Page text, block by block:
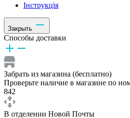
Інструкція
Закрыть
Способы доставки
Забрать из магазина (бесплатно)
Проверьте наличие в магазине по
842
В отделении Новой Почты